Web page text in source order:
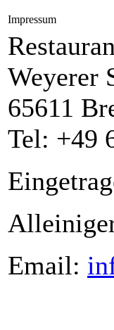
Impressum
Weyerer
65611
Tel: +49
Email: